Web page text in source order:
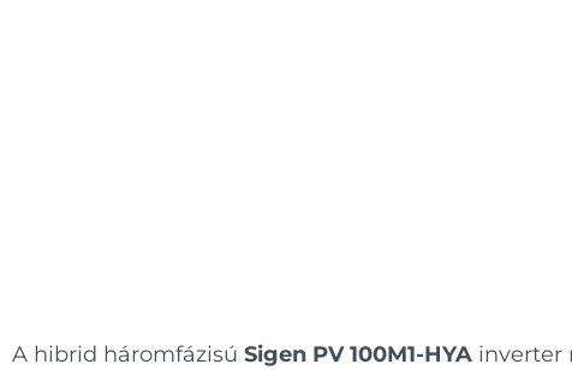
A hibrid háromfázisú Sigen PV 100M1-HYA inverter